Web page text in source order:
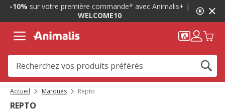
1
2,
message,
-10% sur votre première commande* avec Animalis+ |
WELCOME10
Accueil Marques Repto
REPTO